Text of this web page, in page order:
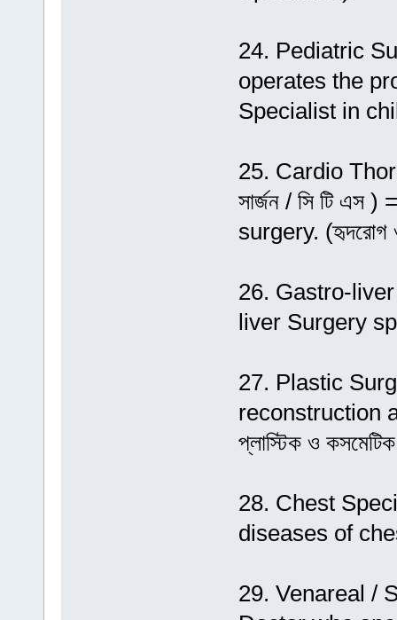
24. Pediatric
operates the
Specialist in
25. Cardio
সার্জন / সি টি
surgery. (হৃদরোগ ও
26. Gastro-liver
liver Surgery
27. Plastic
reconstruction
প্লাস্টিক ও কসমেটিক
28. Chest
diseases of
29. Venareal /